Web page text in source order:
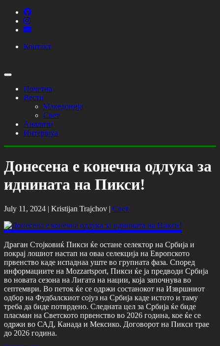
Контакт
Почетна
Вести
Македонија
Свет
Анализи
Интервјуа
Донесена е конечна одлука за
иднината на Пикси!
July 11, 2024 | Kristijan Trajchov | Свет
Драган Стојковиќ Пикси ќе остане селектор на Србија и
покрај лошиот настап на оваа селекција на Европското
првенство каде испаднаа уште во групната фаза. Според
информациите на Mozzartsport, Пикси ќе ја предводи Србија
во новата сезона на Лигата на нации, која започнува во
септември. Во петок ќе се одржи состанокот на Извршниот
одбор на Фудбалскиот сојуз на Србија каде истото и таму
треба да биде потврдено. Следната цел за Србија ќе биде
пласман на Светското првенство во 2026 година, кое ќе се
одржи во САД, Канада и Мексико. Договорот на Пикси трае
до 2026 година.